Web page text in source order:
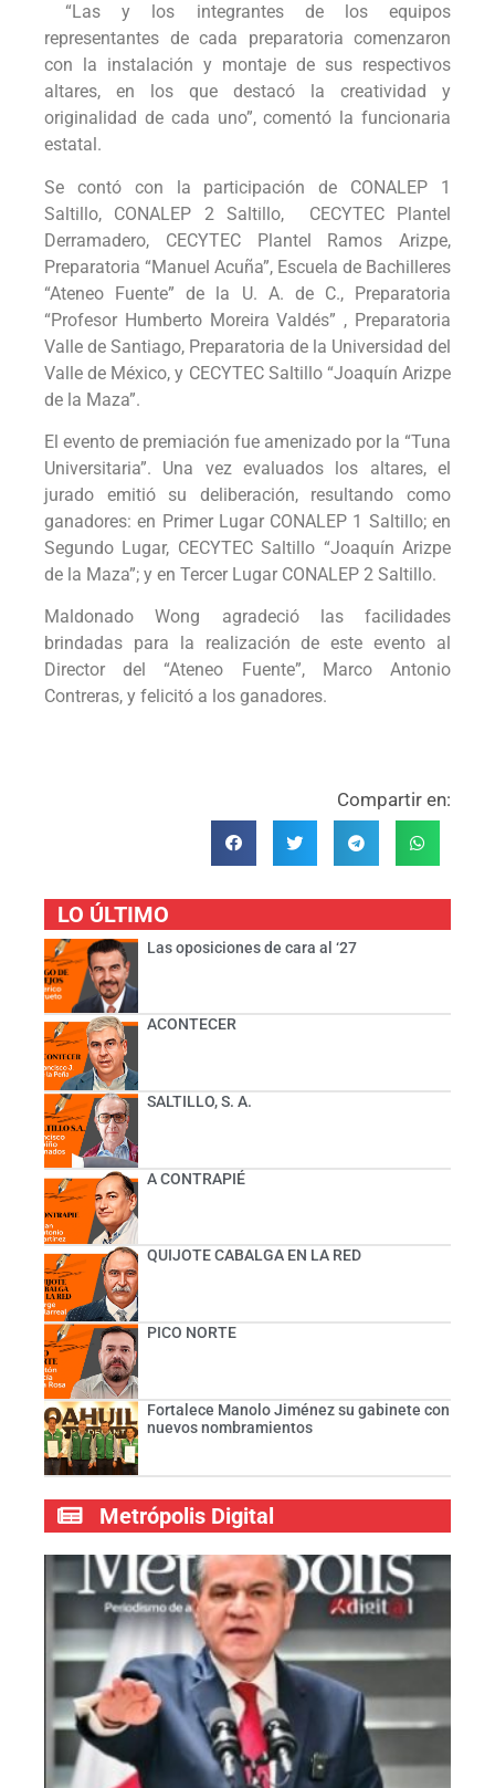
“Las y los integrantes de los equipos
representantes de cada preparatoria comenzaron
con la instalación y montaje de sus respectivos
altares, en los que destacó la creatividad y
originalidad de cada uno”, comentó la funcionaria
estatal.
Se contó con la participación de CONALEP 1
Saltillo, CONALEP 2 Saltillo, CECYTEC Plantel
Derramadero, CECYTEC Plantel Ramos Arizpe,
Preparatoria “Manuel Acuña”, Escuela de Bachilleres
“Ateneo Fuente” de la U. A. de C., Preparatoria
“Profesor Humberto Moreira Valdés” , Preparatoria
Valle de Santiago, Preparatoria de la Universidad del
Valle de México, y CECYTEC Saltillo “Joaquín Arizpe
de la Maza”.
El evento de premiación fue amenizado por la “Tuna
Universitaria”. Una vez evaluados los altares, el
jurado emitió su deliberación, resultando como
ganadores: en Primer Lugar CONALEP 1 Saltillo; en
Segundo Lugar, CECYTEC Saltillo “Joaquín Arizpe
de la Maza”; y en Tercer Lugar CONALEP 2 Saltillo.
Maldonado Wong agradeció las facilidades
brindadas para la realización de este evento al
Director del “Ateneo Fuente”, Marco Antonio
Contreras, y felicitó a los ganadores.
Compartir en:
LO ÚLTIMO
Las oposiciones de cara al ‘27
ACONTECER
SALTILLO, S. A.
A CONTRAPIÉ
QUIJOTE CABALGA EN LA RED
PICO NORTE
Fortalece Manolo Jiménez su gabinete con
nuevos nombramientos
Metrópolis Digital